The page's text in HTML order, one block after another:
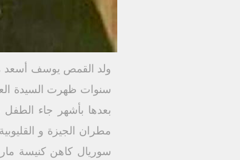
ولد القمص يوسف أسعد
سنوات ظهرت السيدة
مطران الجيزة و
سوريال كاهن كنيسة